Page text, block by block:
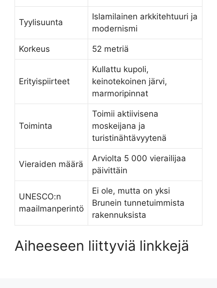
Tyylisuunta
Islamilainen arkkitehtuuri ja
modernismi
Korkeus 52 metriä
Erityispiirteet
Kullattu kupoli,
keinotekoinen järvi,
marmoripinnat
Toiminta
Toimii aktiivisena
moskeijana ja
turistinähtävyytenä
Vieraiden määrä
Arviolta 5 000 vierailijaa
päivittäin
UNESCO:n
maailmanperintö
Ei ole, mutta on yksi
Brunein tunnetuimmista
rakennuksista
Aiheeseen liittyviä linkkejä